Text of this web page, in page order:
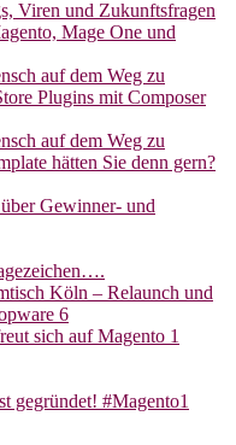
Viren und Zukunftsfragen
Mage One und
auf dem Weg zu
Plugins mit Composer
auf dem Weg zu
hätten Sie denn gern?
Gewinner- und
Köln – Relaunch und
6
sich auf Magento 1
gegründet! #Magento1